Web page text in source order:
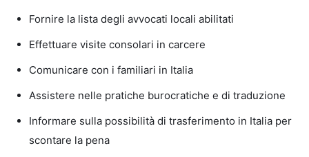
Fornire la lista degli avvocati locali abilitati
Effettuare visite consolari in carcere
Comunicare con i familiari in Italia
Assistere nelle pratiche burocratiche e di traduzione
Informare sulla possibilità di trasferimento in Italia per
scontare la pena